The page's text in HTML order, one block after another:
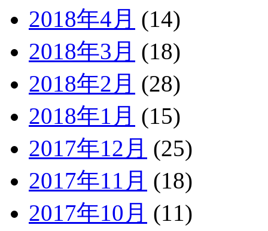
2018年4月 (14)
2018年3月 (18)
2018年2月 (28)
2018年1月 (15)
2017年12月 (25)
2017年11月 (18)
2017年10月 (11)